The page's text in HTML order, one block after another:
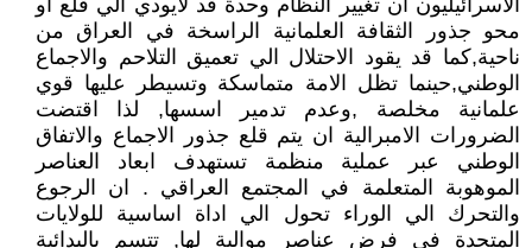
الاسرائيليون ان تغيير النظام وحدة قد لايودي الي قلع او
محو جذور الثقافة العلمانية الراسخة في العراق من
ناحية,كما قد يقود الاحتلال الي تعميق التلاحم والاجماع
الوطني,حينما تظل الامة متماسكة وتسيطر عليها قوي
علمانية مخلصة ,وعدم تدمير اسسها, لذا اقتضت
الضرورات الامبرالية ان يتم قلع جذور الاجماع والاتفاق
الوطني عبر عملية منظمة تستهدف ابعاد العناصر
الموهوبة المتعلمة في المجتمع العراقي . ان الرجوع
والتحرك الي الوراء تحول الي اداة اساسية للولايات
المتحدة في فرض عناصر موالية لها, تتسم بالبدائية